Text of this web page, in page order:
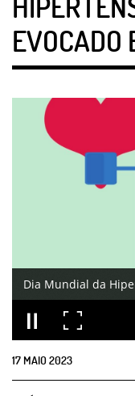
EVOCADO
Dia Mundial da
17 MAIO2023